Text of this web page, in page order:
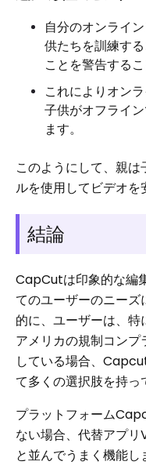
自分のオンライ
供たちを訓練す
ことを警告するこ
これによりオン
子供がオフライ
ます。
このようにして、親
ルを使用してビデオを
結論
CapCutは印象的な編
てのユーザーのニー
的に、ユーザーは、
アメリカの規制コン
している場合、
て多くの選択肢を持っ
プラットフォーム
ない場合、代替アプ
と並んでうまく機能